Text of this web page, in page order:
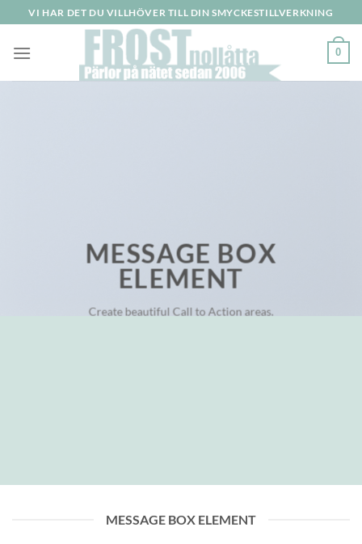
to
content
VI HAR DET DU VILLHÖVER TILL DIN SMYCKESTILLVERKNING
0
MESSAGE BOX
ELEMENT
Create beautiful Call to Action areas.
MESSAGE BOX ELEMENT